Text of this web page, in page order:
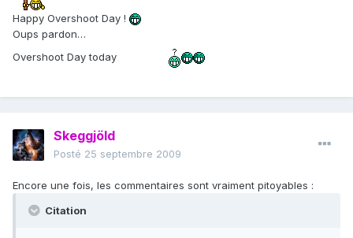
Happy Overshoot Day !
Oups pardon…
Overshoot Day today
Skeggjöld
Posté 25 septembre 2009
Encore une fois, les commentaires sont vraiment pitoyables :
Citation